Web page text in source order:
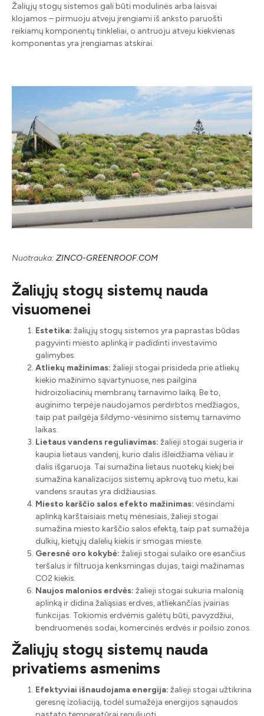
Žaliųjų stogų sistemos gali būti modulinės arba laisvai
klojamos – pirmuoju atveju įrengiami iš anksto paruošti
reikiamų komponentų tinkleliai, o antruoju atveju kiekvienas
komponentas yra įrengiamas atskirai.
Nuotrauka: ZINCO-GREENROOF.COM
Žaliųjų stogų sistemų nauda
visuomenei
Estetika: žaliųjų stogų sistemos yra paprastas būdas
pagyvinti miesto aplinką ir padidinti investavimo
galimybes.
Atliekų mažinimas: žalieji stogai prisideda prie atliekų
kiekio mažinimo sąvartynuose, nes pailgina
hidroizoliacinių membranų tarnavimo laiką. Be to,
auginimo terpėje naudojamos perdirbtos medžiagos,
taip pat pailgėja šildymo-vėsinimo sistemų tarnavimo
laikas.
Lietaus vandens reguliavimas: žalieji stogai sugeria ir
kaupia lietaus vandenį, kurio dalis išleidžiama vėliau ir
dalis išgaruoja. Tai sumažina lietaus nuotekų kiekį bei
sumažina kanalizacijos sistemų apkrovą tuo metu, kai
vandens srautas yra didžiausias.
Miesto karščio salos efekto mažinimas: vėsindami
aplinką karštaisiais metų mėnesiais, žalieji stogai
sumažina miesto karščio salos efektą, taip pat sumažėja
dulkių, kietųjų dalelių kiekis ir smogas mieste.
Geresnė oro kokybė: žalieji stogai sulaiko ore esančius
teršalus ir filtruoja kenksmingas dujas, taigi mažinamas
CO2 kiekis.
Naujos malonios erdvės: žalieji stogai sukuria malonią
aplinką ir didina žaliąsias erdves, atliekančias įvairias
funkcijas. Tokiomis erdvėmis galėtų būti, pavyzdžiui,
bendruomenės sodai, komercinės erdvės ir poilsio zonos.
Žaliųjų stogų sistemų nauda
privatiems asmenims
Efektyviai išnaudojama energija: žalieji stogai užtikrina
geresnę izoliaciją, todėl sumažėja energijos sąnaudos